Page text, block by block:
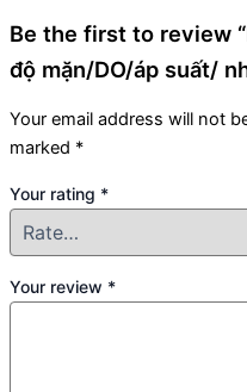
Be the first to review
độ mặn/DO/áp suất/
Your email address will not
marked *
Your rating *
Your review *